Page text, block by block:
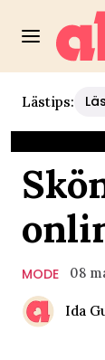
Lästips:
MODE 08
Ida